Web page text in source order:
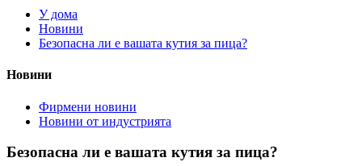
У дома
Новини
Безопасна ли е вашата кутия за пица?
Новини
Фирмени новини
Новини от индустрията
Безопасна ли е вашата кутия за пица?